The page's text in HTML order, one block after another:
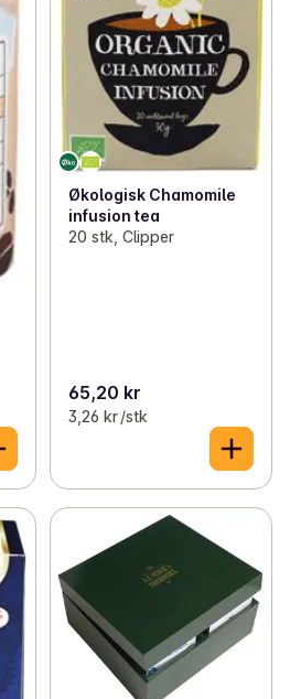
Økologisk Chamomile
infusion tea
20 stk, Clipper
65,20 kr
3,26 kr /stk